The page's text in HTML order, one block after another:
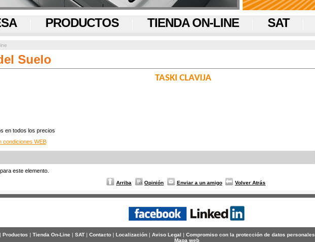
PRODUCTOS TIENDA ON-LINE SAT
Suelo
TASKI CLAVIJA
en todos los precios
condiciones WEB
este elemento.
Arriba Opinión Enviar a un amigo Volver Atrás
| Productos | Tienda On-Line | SAT| Contacto| Localización| Aviso Legal | Compromiso con la protección de datos personales
Mapa web